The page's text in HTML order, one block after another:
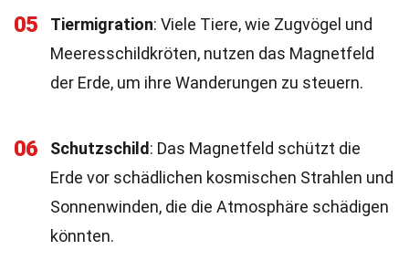
05 Tiermigration: Viele Tiere, wie Zugvögel und
Meeresschildkröten, nutzen das Magnetfeld
der Erde, um ihre Wanderungen zu steuern.
06 Schutzschild : Das Magnetfeld schützt die
Erde vor schädlichen kosmischen Strahlen und
Sonnenwinden, die die Atmosphäre schädigen
könnten.